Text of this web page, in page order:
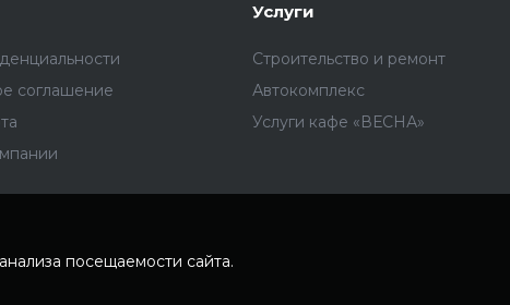
соглашение
Услуги
Строительство и ремонт
Автокомплекс
Услуги кафе «ВЕСНА»
посещаемости сайта.